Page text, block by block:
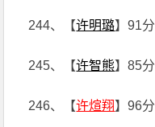
244、【许明璐】91分
245、【许智熊】85分
246、【许煊翔】96分